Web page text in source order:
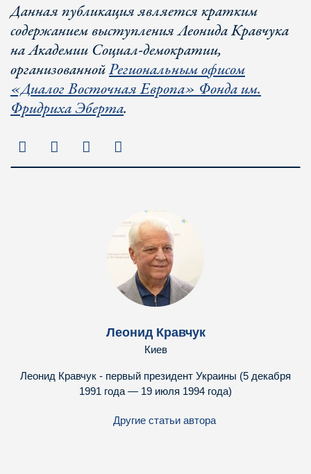
Данная публикация является кратким
содержанием выступления Леонида Кравчука
на Академии Социал-демократии,
организованнойРегиональным офисом
«Диалог Восточная Европа» Фонда им.
Фридриха Эберта.
Леонид Кравчук
Киев
Леонид Кравчук - первый президент Украины (5 декабря
1991 года — 19 июля 1994 года)
Другие статьи автора